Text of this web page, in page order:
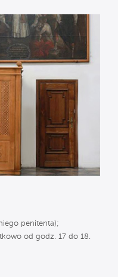
penitenta);
od godz. 17 do 18.